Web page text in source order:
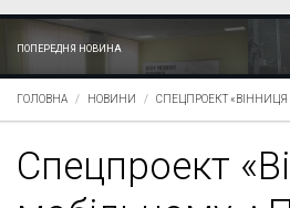
ПОПЕРЕДНЯ НОВИНА
ГОЛОВНА НОВИНИ СПЕЦПРОЕКТ «ВІННИЦЯ
Спецпроект